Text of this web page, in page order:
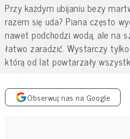
Przy każdym ubijaniu bezy
razem się uda? Piana często
nawet podchodzi wodą, ale na
łatwo zaradzić. Wystarczy
którą od lat powtarzały
Obserwuj nas na Google